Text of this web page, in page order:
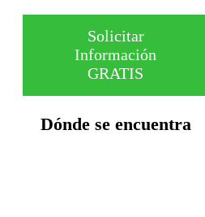
Solicitar
Información
GRATIS
Dónde se encuentra